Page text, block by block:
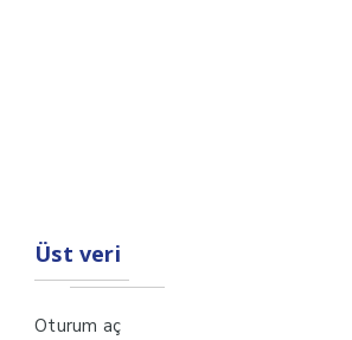
Üst veri
Oturum aç